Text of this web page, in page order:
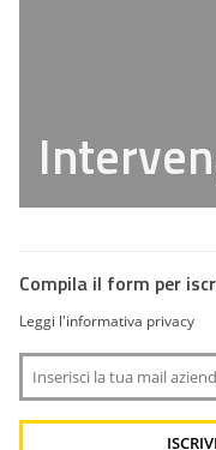
Compila il form per
Leggi l'informativa privacy